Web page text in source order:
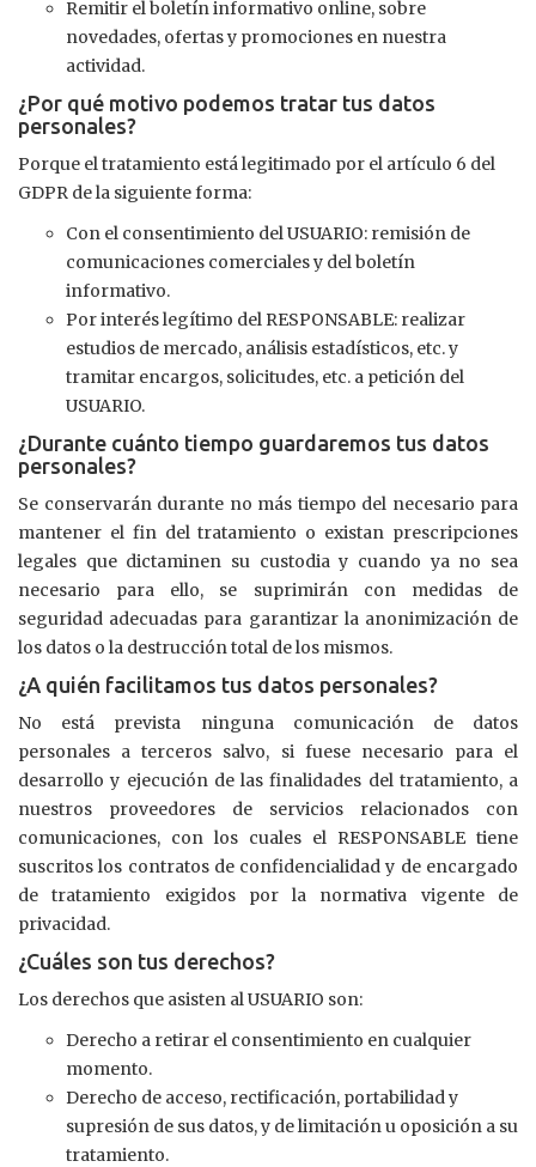
Remitir el boletín informativo online, sobre
novedades, ofertas y promociones en nuestra
actividad.
¿Por qué motivo podemos tratar tus datos
personales?
Porque el tratamiento está legitimado por el artículo 6 del
GDPR de la siguiente forma:
Con el consentimiento del USUARIO: remisión de
comunicaciones comerciales y del boletín
informativo.
Por interés legítimo del RESPONSABLE: realizar
estudios de mercado, análisis estadísticos, etc. y
tramitar encargos, solicitudes, etc. a petición del
USUARIO.
¿Durante cuánto tiempo guardaremos tus datos
personales?
Se conservarán durante no más tiempo del necesario para
mantener el fin del tratamiento o existan prescripciones
legales que dictaminen su custodia y cuando ya no sea
necesario para ello, se suprimirán con medidas de
seguridad adecuadas para garantizar la anonimización de
los datos o la destrucción total de los mismos.
¿A quién facilitamos tus datos personales?
No está prevista ninguna comunicación de datos
personales a terceros salvo, si fuese necesario para el
desarrollo y ejecución de las finalidades del tratamiento, a
nuestros proveedores de servicios relacionados con
comunicaciones, con los cuales el RESPONSABLE tiene
suscritos los contratos de confidencialidad y de encargado
de tratamiento exigidos por la normativa vigente de
privacidad.
¿Cuáles son tus derechos?
Los derechos que asisten al USUARIO son:
Derecho a retirar el consentimiento en cualquier
momento.
Derecho de acceso, rectificación, portabilidad y
supresión de sus datos, y de limitación u oposición a su
tratamiento.